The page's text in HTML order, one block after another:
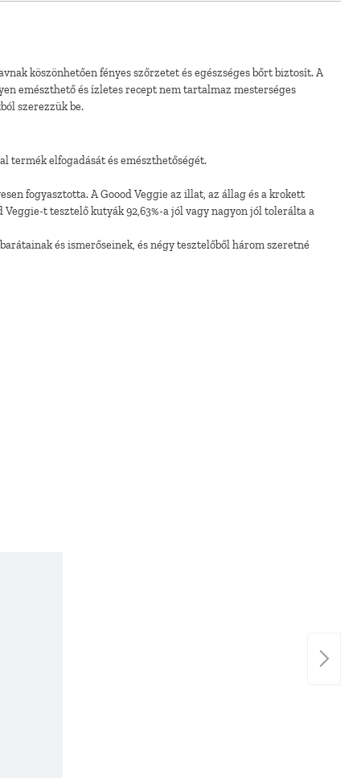
köszönhetően fényes szőrzetet és egészséges bőrt biztosít. A
emészthető és ízletes recept nem tartalmaz mesterséges
szerezzük be.
termék elfogadását és emészthetőségét.
fogyasztotta. A Goood Veggie az illat, az állag és a krokett
t tesztelő kutyák 92,63%-a jól vagy nagyon jól tolerálta a
és ismerőseinek, és négy tesztelőből három szeretné